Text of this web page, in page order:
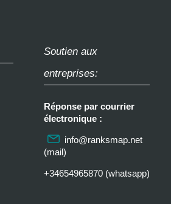
Soutien aux
entreprises:
Réponse par courrier
électronique :
info@ranksmap.net
(mail)
+34654965870 (whatsapp)